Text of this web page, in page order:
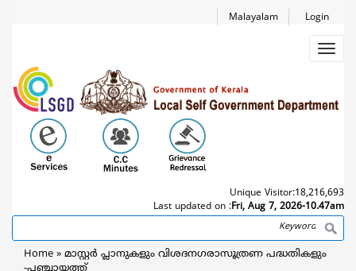
Login
Malayalam
Unique Visitor:18,216,693
Last updated on :Fri, Aug 7, 2026-10.47am
Search
Breadcrumb
Home
മാസ്റ്റർ പ്ലാനുകളും വിശദനഗരാസൂത്രണ പദ്ധതികളും
-പഞ്ചായത്ത്